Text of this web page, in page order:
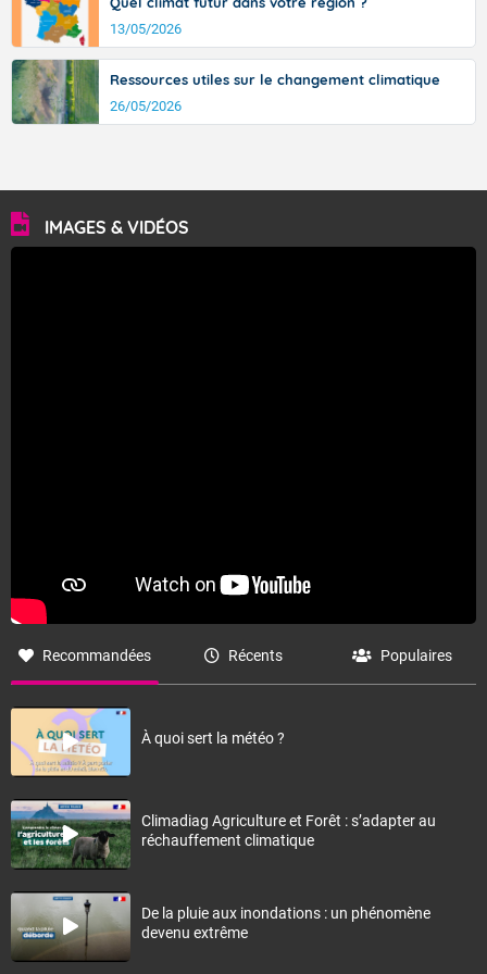
13/05/2026
Ressources utiles sur le changement climatique
26/05/2026
IMAGES & VIDÉOS
Recommandées Récents Populaires
À quoi sert la météo ?
Climadiag Agriculture et Forêt : s’adapter au
réchauffement climatique
De la pluie aux inondations : un phénomène
devenu extrême